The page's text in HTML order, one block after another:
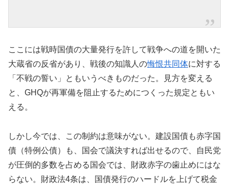
ここには戦時国債の大量発行を許して戦争への道を開いた
大蔵省の反省があり、戦後の知識人の悔恨共同体に対する
「不戦の誓い」ともいうべきものだった。見方を変える
と、GHQが再軍備を阻止するためにつくった規定ともい
える。
しかし今では、この制約は意味がない。建設国債も赤字国
債（特例公債）も、国会で議決すれば出せるので、自民党
が圧倒的多数を占める国会では、財政赤字の歯止めにはな
らない。財政法4条は、国債発行のハードルを上げて税金